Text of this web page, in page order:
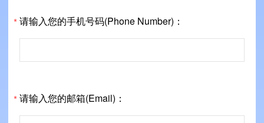
*请输入您的手机号码(Phone Number)：
*请输入您的邮箱(Email)：